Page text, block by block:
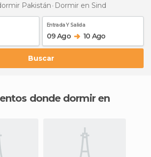
Pakistán Dormir en Sind
Entrada Y Salida
09 Ago 10 Ago
Buscar